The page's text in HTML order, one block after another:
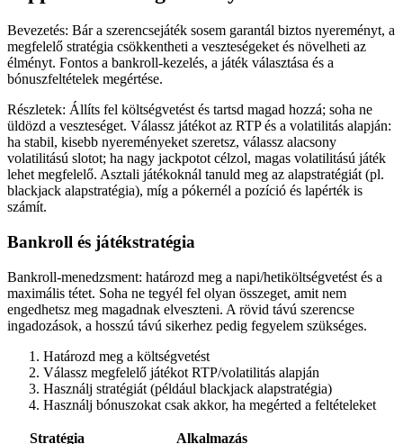
Bevezetés: Bár a szerencsejáték sosem garantál biztos nyereményt, a
megfelelő stratégia csökkentheti a veszteségeket és növelheti az
élményt. Fontos a bankroll-kezelés, a játék választása és a
bónuszfeltételek megértése.
Részletek: Állíts fel költségvetést és tartsd magad hozzá; soha ne
üldözd a veszteséget. Válassz játékot az RTP és a volatilitás alapján:
ha stabil, kisebb nyereményeket szeretsz, válassz alacsony
volatilitású slotot; ha nagy jackpotot célzol, magas volatilitású játék
lehet megfelelő. Asztali játékoknál tanuld meg az alapstratégiát (pl.
blackjack alapstratégia), míg a pókernél a pozíció és lapérték is
számít.
Bankroll és játékstratégia
Bankroll-menedzsment: határozd meg a napi/hetiköltségvetést és a
maximális tétet. Soha ne tegyél fel olyan összeget, amit nem
engedhetsz meg magadnak elveszteni. A rövid távú szerencse
ingadozások, a hosszú távú sikerhez pedig fegyelem szükséges.
Határozd meg a költségvetést
Válassz megfelelő játékot RTP/volatilitás alapján
Használj stratégiát (például blackjack alapstratégia)
Használj bónuszokat csak akkor, ha megérted a feltételeket
Stratégia
Alkalmazás